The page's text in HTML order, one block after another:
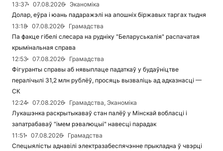
13:37
07.08.2026
Эканоміка
Долар, еўра і юань падаражэлі на апошніх біржавых таргах тыдня
13:18
07.08.2026
Грамадства
Па факце гібелі слесара на рудніку "Беларуськалія" распачатая
крымінальная справа
12:53
07.08.2026
Грамадства
Фігуранты справы аб нявыплаце падаткаў у будаўніцтве
пералічылі 31,2 млн рублёў, просяць вызваліць ад адказнасці —
СК
12:24
07.08.2026
Грамадства, Эканоміка
Лукашэнка раскрытыкаваў стан палёў у Мінскай вобласці і
запатрабаваў "імем рэвалюцыі" навесці парадак
11:51
07.08.2026
Грамадства
Спецыялісты аднавілі электразабеспячэнне прыкладна ў чвэрці